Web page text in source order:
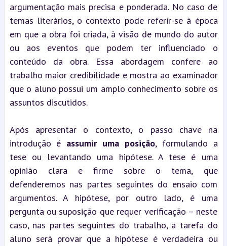
argumentação mais precisa e ponderada. No caso de
temas literários, o contexto pode referir-se à época
em que a obra foi criada, à visão de mundo do autor
ou aos eventos que podem ter influenciado o
conteúdo da obra. Essa abordagem confere ao
trabalho maior credibilidade e mostra ao examinador
que o aluno possui um amplo conhecimento sobre os
assuntos discutidos.
Após apresentar o contexto, o passo chave na
introdução é assumir uma posição, formulando a
tese ou levantando uma hipótese. A tese é uma
opinião clara e firme sobre o tema, que
defenderemos nas partes seguintes do ensaio com
argumentos. A hipótese, por outro lado, é uma
pergunta ou suposição que requer verificação – neste
caso, nas partes seguintes do trabalho, a tarefa do
aluno será provar que a hipótese é verdadeira ou